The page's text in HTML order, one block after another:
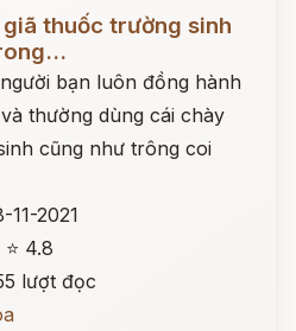
thuốc trường sinh
bạn luôn đồng hành
thường dùng cái chày
cũng như trông coi
11-2021
⭐ 4.8
lượt đọc